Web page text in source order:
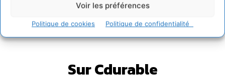
Voir les préférences
Politique de cookies Politique de confidentialité
Sur Cdurable